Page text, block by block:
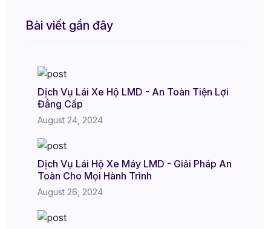
Bài viết gần đây
Dịch Vụ Lái Xe Hộ LMD - An Toàn Tiện Lợi
Đẳng Cấp
August 24, 2024
Dịch Vụ Lái Hộ Xe Máy LMD - Giải Pháp An
Toàn Cho Mọi Hành Trình
August 26, 2024